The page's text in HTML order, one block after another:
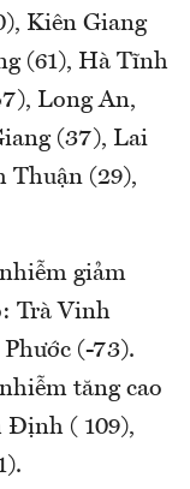
Kiên Giang
(61), Hà Tĩnh
Long An,
(37), Lai
Thuận (29),
giảm
Trà Vinh
(-73).
tăng cao
Định ( 109),